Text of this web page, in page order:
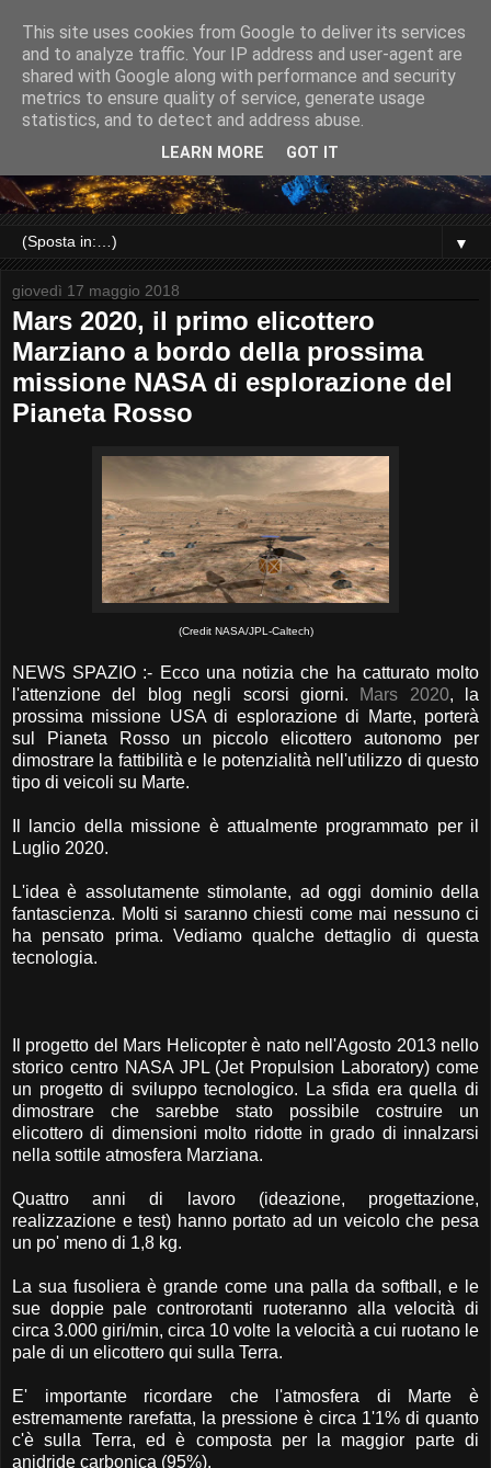
▼
giovedì 17 maggio 2018
Mars 2020, il primo elicottero
Marziano a bordo della prossima
missione NASA di esplorazione del
Pianeta Rosso
(Credit NASA/JPL-Caltech)
NEWS SPAZIO :- Ecco una notizia che ha catturato molto
l'attenzione del blog negli scorsi giorni.
Mars 2020, la
prossima missione USA di esplorazione di Marte, porterà
sul Pianeta Rosso un piccolo elicottero autonomo per
dimostrare la fattibilità e le potenzialità nell'utilizzo di questo
tipo di veicoli su Marte.
Il lancio della missione è attualmente programmato per il
Luglio 2020.
L'idea è assolutamente stimolante, ad oggi dominio della
fantascienza. Molti si saranno chiesti come mai nessuno ci
ha pensato prima. Vediamo qualche dettaglio di questa
tecnologia.
Il progetto del Mars Helicopter è nato nell'Agosto 2013 nello
storico centro NASA JPL (Jet Propulsion Laboratory) come
un progetto di sviluppo tecnologico. La sfida era quella di
dimostrare che sarebbe stato possibile costruire un
elicottero di dimensioni molto ridotte in grado di innalzarsi
nella sottile atmosfera Marziana.
Quattro anni di lavoro (ideazione, progettazione,
realizzazione e test) hanno portato ad un veicolo che pesa
un po' meno di 1,8 kg.
La sua fusoliera è grande come una palla da softball, e le
sue doppie pale controrotanti ruoteranno alla velocità di
circa 3.000 giri/min, circa 10 volte la velocità a cui ruotano le
pale di un elicottero qui sulla Terra.
E' importante ricordare che l'atmosfera di Marte è
estremamente rarefatta, la pressione è circa 1'1% di quanto
c'è sulla Terra, ed è composta per la maggior parte di
anidride carbonica (95%).
This site uses cookies from Google to deliver its services
and to analyze traffic. Your IP address and user-agent are
shared with Google along with performance and security
metrics to ensure quality of service, generate usage
statistics, and to detect and address abuse.
LEARN MORE GOT IT